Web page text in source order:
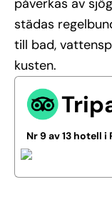
påverkas av
städas
till bad,
kusten.
Nr 9 av 13 hotell i